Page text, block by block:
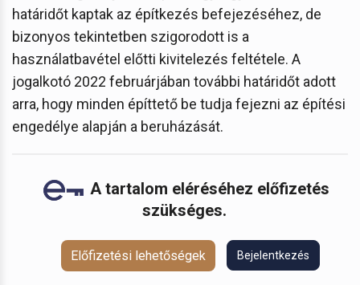
határidőt kaptak az építkezés befejezéséhez, de
bizonyos tekintetben szigorodott is a
használatbavétel előtti kivitelezés feltétele. A
jogalkotó 2022 februárjában további határidőt adott
arra, hogy minden építtető be tudja fejezni az építési
engedélye alapján a beruházását.
A tartalom eléréséhez előfizetés
szükséges.
Előfizetési lehetőségek Bejelentkezés